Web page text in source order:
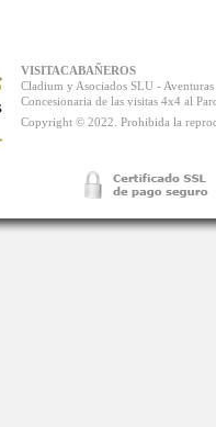
VISITACABAÑEROS
Cladium y Asociados SLU -
Concesionaria de las visitas 4x4 al
Copyright © 2022. Prohibida la